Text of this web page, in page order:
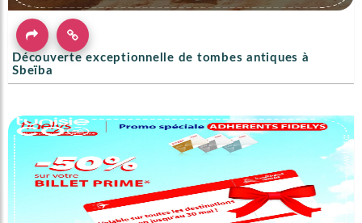
Découverte exceptionnelle de tombes antiques à
Sbeïba